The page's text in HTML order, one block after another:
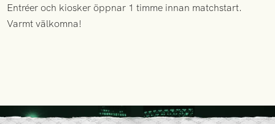
Entréer och kiosker öppnar 1 timme innan matchstart.
Varmt välkomna!